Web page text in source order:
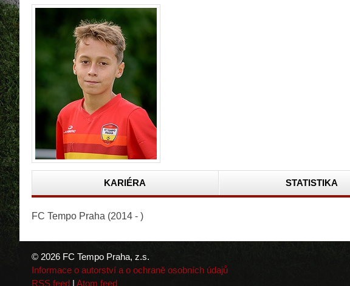
KARIÉRA STATISTIKA
FC Tempo Praha (2014 - )
© 2026 FC Tempo Praha, z.s.
Informace o autorství a o ochraně osobních údajů
RSS feed | Atom feed